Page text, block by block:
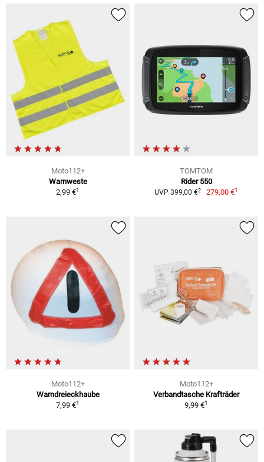
Moto112+
Warnweste
2,99 €1
TOMTOM
Rider 550
UVP 399,00 €2 279,00 €1
Moto112+
Warndreieckhaube
7,99 €1
Moto112+
Verbandtasche Krafträder
9,99 €1